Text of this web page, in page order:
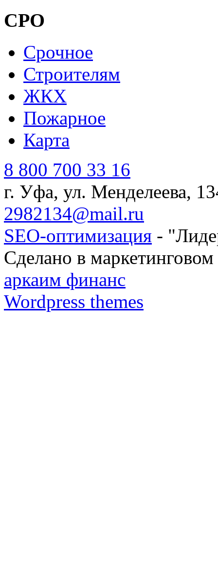
СРО
Cрочное
Строителям
ЖКХ
Пожарное
Карта
8 800 700 33 16
г. Уфа, ул. Менделеева,
2982134@mail.ru
SEO-оптимизация -
Сделано в маркетинговом
аркаим финанс
Wordpress themes